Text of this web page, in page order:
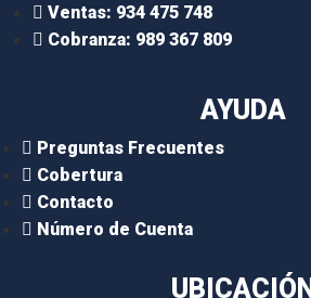
Ventas: 934 475 748
Cobranza: 989 367 809
AYUDA
Preguntas Frecuentes
Cobertura
Contacto
Número de Cuenta
UBICACIÓN